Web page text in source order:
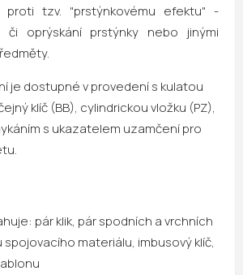
proti tzv. "prstýnkovému efektu" -
či oprýskání prstýnky nebo jinými
je dostupné v provedení s kulatou
klíč (BB), cylindrickou vložku (PZ),
s ukazatelem uzamčení pro
pár klik, pár spodních a vrchních
materiálu, imbusový klíč,